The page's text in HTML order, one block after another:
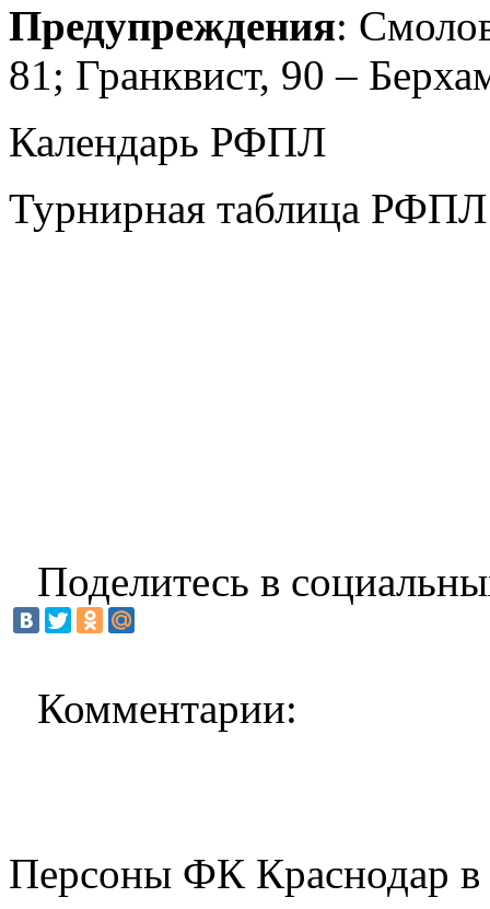
Предупреждения:
81; Гранквист, 90 –
Календарь РФПЛ
Турнирная таблица РФПЛ
Поделитесь в
Комментарии:
Персоны ФК Краснодар в